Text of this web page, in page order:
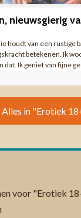
nieuwsgierig
houdt van een rustige
betekenen. Ik
dat. Ik geniet van fijne
Alles in "Erotiek
voor "Erotiek